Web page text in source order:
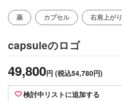
薬 カプセル 右肩上がり
capsuleのロゴ
49,800円 (税込54,780円)
検討中リストに追加する